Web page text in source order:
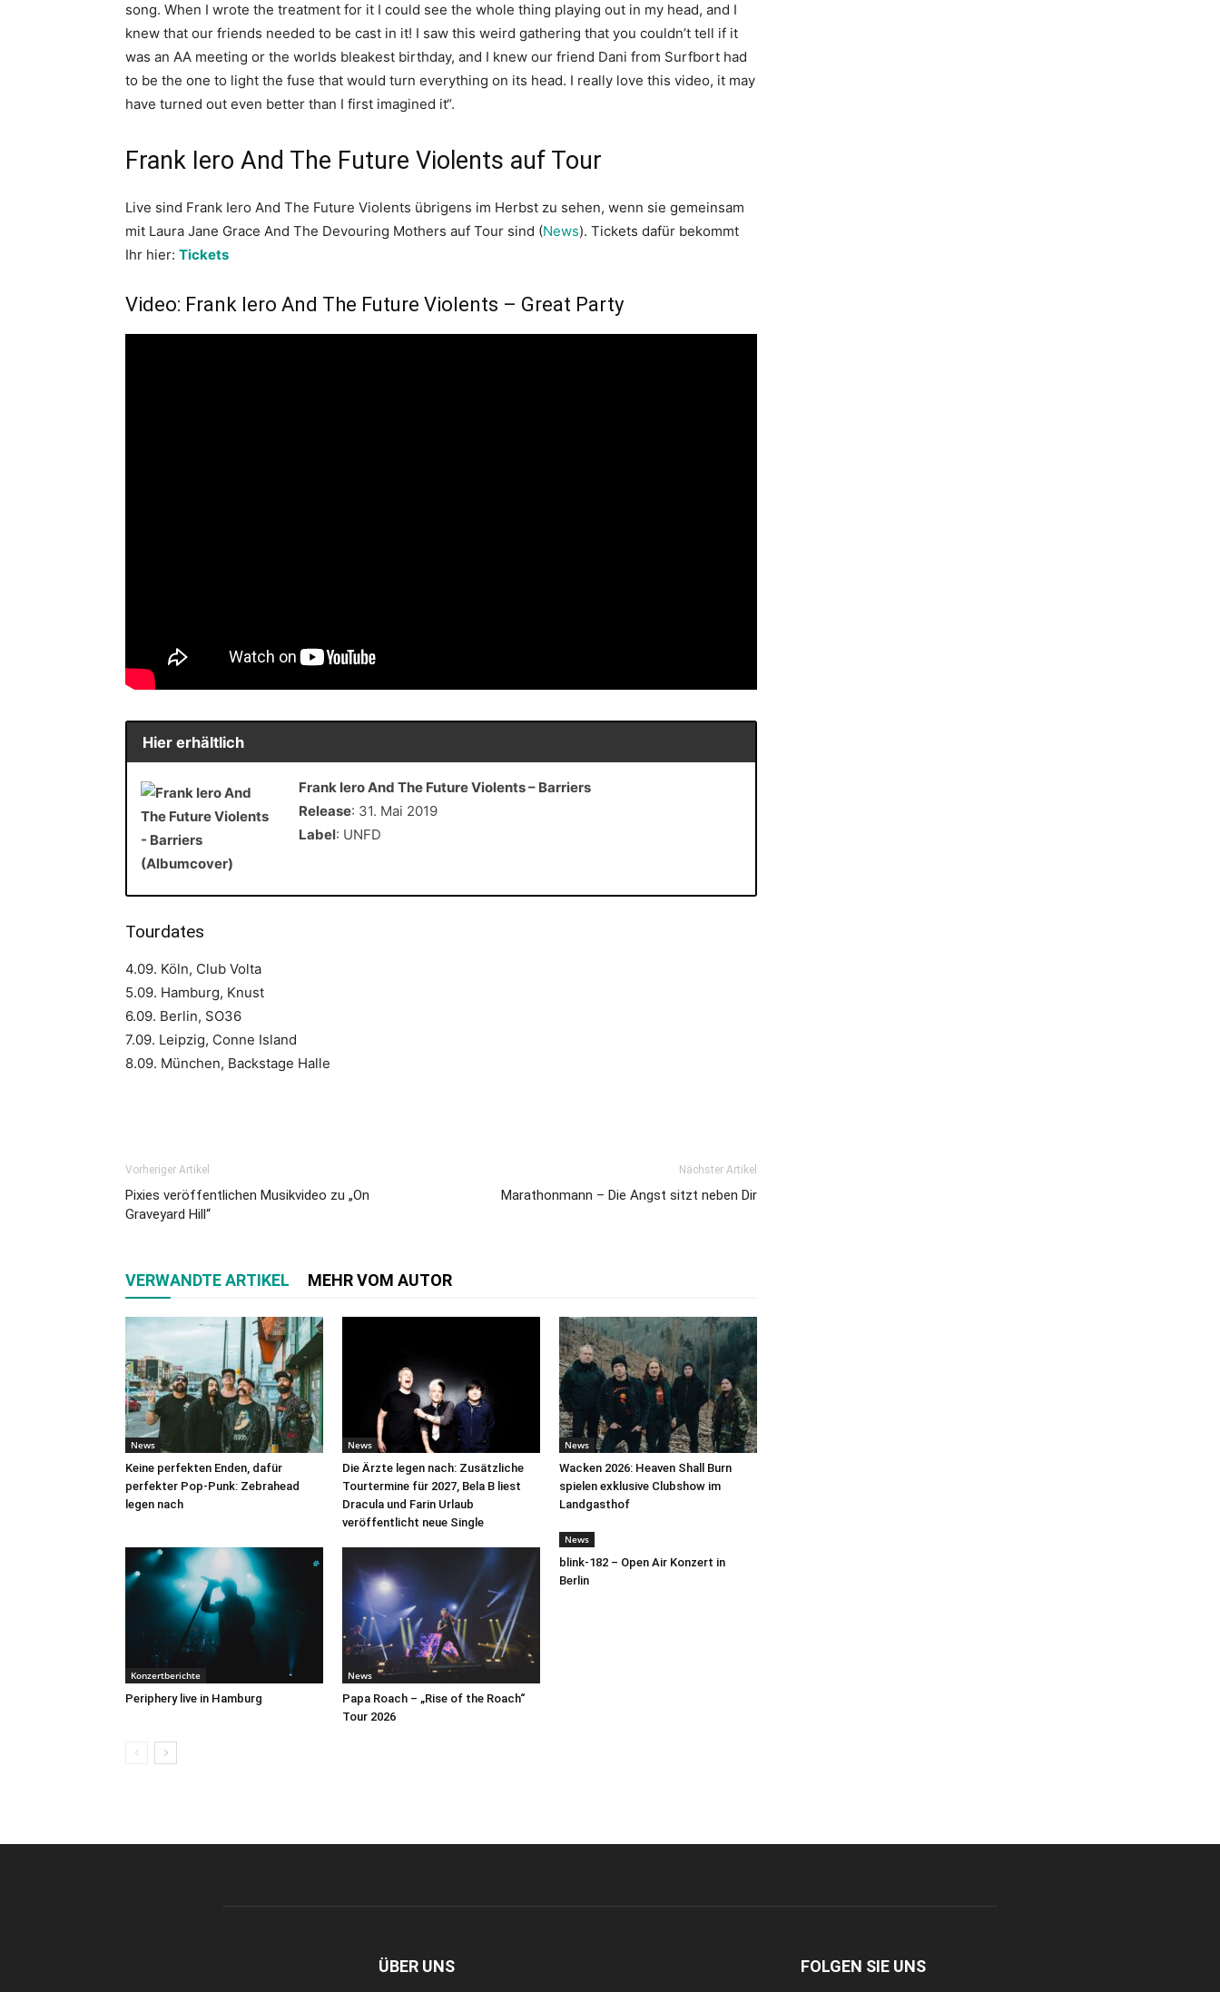
song. When I wrote the treatment for it I could see the whole thing playing out in my head, and I
knew that our friends needed to be cast in it! I saw this weird gathering that you couldn’t tell if it
was an AA meeting or the worlds bleakest birthday, and I knew our friend Dani from Surfbort had
to be the one to light the fuse that would turn everything on its head. I really love this video, it may
have turned out even better than I first imagined it“.
Frank Iero And The Future Violents auf Tour
Live sind Frank Iero And The Future Violents übrigens im Herbst zu sehen, wenn sie gemeinsam
mit Laura Jane Grace And The Devouring Mothers auf Tour sind (News). Tickets dafür bekommt
Ihr hier: Tickets
Video: Frank Iero And The Future Violents – Great Party
Hier erhältlich
Frank Iero And The Future Violents – Barriers
Release: 31. Mai 2019
Label: UNFD
Tourdates
4.09. Köln, Club Volta
5.09. Hamburg, Knust
6.09. Berlin, SO36
7.09. Leipzig, Conne Island
8.09. München, Backstage Halle
Vorheriger Artikel
Pixies veröffentlichen Musikvideo zu „On
Graveyard Hill“
Nächster Artikel
Marathonmann – Die Angst sitzt neben Dir
VERWANDTE ARTIKEL MEHR VOM AUTOR
News
Keine perfekten Enden, dafür
perfekter Pop-Punk: Zebrahead
legen nach
News
Die Ärzte legen nach: Zusätzliche
Tourtermine für 2027, Bela B liest
Dracula und Farin Urlaub
veröffentlicht neue Single
News
Wacken 2026: Heaven Shall Burn
spielen exklusive Clubshow im
Landgasthof
Konzertberichte
Periphery live in Hamburg
News
Papa Roach – „Rise of the Roach“
Tour 2026
News
blink-182 – Open Air Konzert in
Berlin
ÜBER UNS FOLGEN SIE UNS